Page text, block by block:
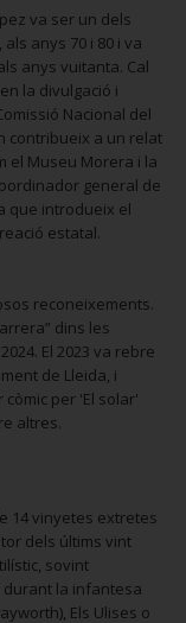
va ser un dels
anys 70 i 80 i va
anys vuitanta. Cal
la divulgació i
Nacional del
contribueix a un relat
el Museu Morera i la
general de
que introdueix el
estatal.
reconeixements.
dins les
El 2023 va rebre
de Lleida, i
per 'El solar'
altres.
14 vinyetes extretes
dels últims vint
sovint
la infantesa
Els Ulises o